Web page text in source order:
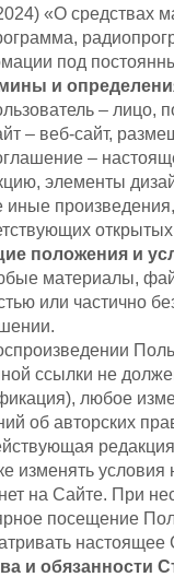
«О средствах
под
и
– лицо,
– веб-сайт,
–
элементы
положения и
материалы,
или частично
ссылки не
любое
об авторских
изменять
на Сайте. При
посещение
и обязанности